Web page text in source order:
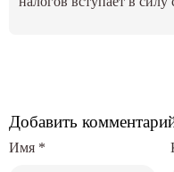
Добавить
Имя *